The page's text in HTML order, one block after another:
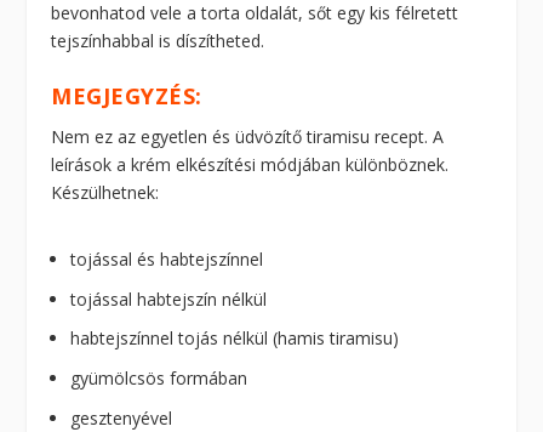
bevonhatod vele a torta oldalát, sőt egy kis félretett
tejszínhabbal is díszítheted.
MEGJEGYZÉS:
Nem ez az egyetlen és üdvözítő tiramisu recept. A
leírások a krém elkészítési módjában különböznek.
Készülhetnek:
tojással és habtejszínnel
tojással habtejszín nélkül
habtejszínnel tojás nélkül (hamis tiramisu)
gyümölcsös formában
gesztenyével